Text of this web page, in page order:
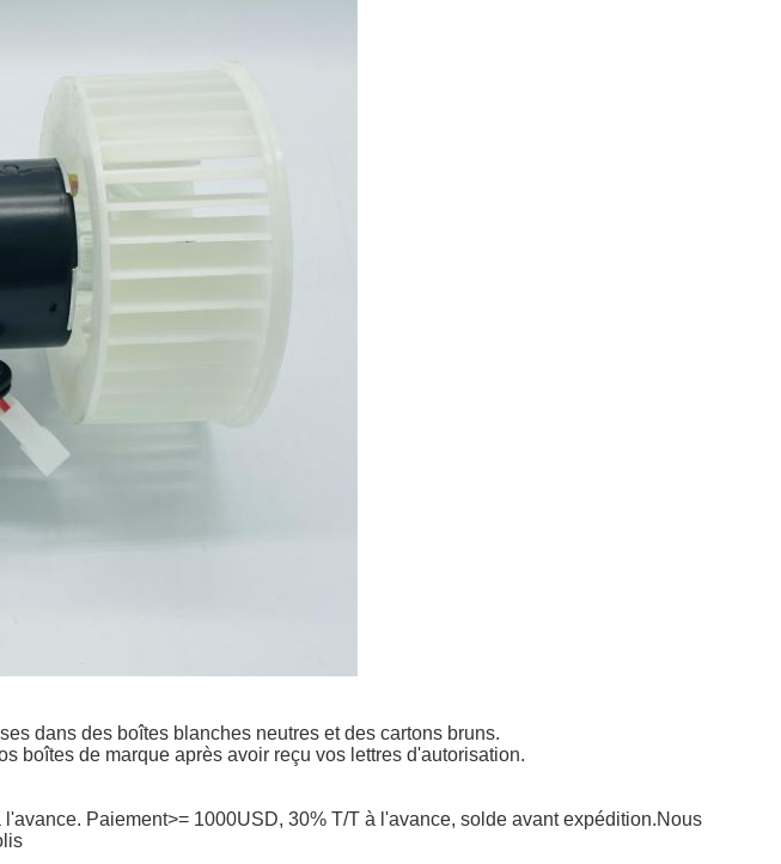
dans des boîtes blanches neutres et des cartons bruns.
boîtes de marque après avoir reçu vos lettres d'autorisation.
Paiement>= 1000USD, 30% T/T à l'avance, solde avant expédition.Nous